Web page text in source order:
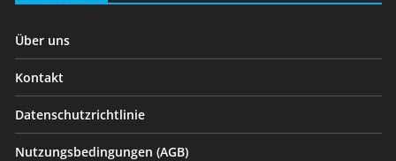
Über uns
Kontakt
Datenschutzrichtlinie
Nutzungsbedingungen (AGB)